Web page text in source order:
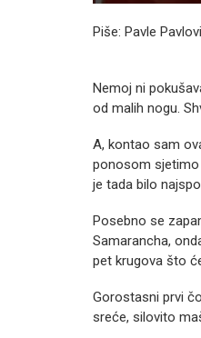
Piše: Pavle
Nemoj ni
od malih nogu.
A, kontao sam
ponosom sjetimo
je tada bilo
Posebno se
Samarancha,
pet krugova što
Gorostasni prvi
sreće, silovito